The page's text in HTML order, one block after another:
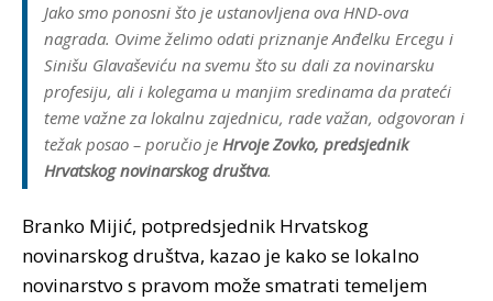
Jako smo ponosni što je ustanovljena ova HND-ova
nagrada. Ovime želimo odati priznanje Anđelku Ercegu i
Sinišu Glavaševiću na svemu što su dali za novinarsku
profesiju, ali i kolegama u manjim sredinama da prateći
teme važne za lokalnu zajednicu, rade važan, odgovoran i
težak posao – poručio je Hrvoje Zovko, predsjednik
Hrvatskog novinarskog društva.
Branko Mijić, potpredsjednik Hrvatskog
novinarskog društva, kazao je kako se lokalno
novinarstvo s pravom može smatrati temeljem